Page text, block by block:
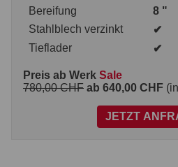
Bereifung
8 "
Stahlblech verzinkt
✔
Tieflader
✔
Preis ab Werk Sale
780,00 CHF ab 640,00 CHF
JETZT